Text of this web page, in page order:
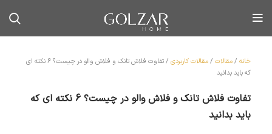
خانه /مقالات /مقالات کاربردی /
تفاوت فلاش تانک و فلاش والو در چیست؟ 6 نکته ای
که باید بدانید
تفاوت فلاش تانک و فلاش والو در چیست؟ 6 نکته ای که
باید بدانید